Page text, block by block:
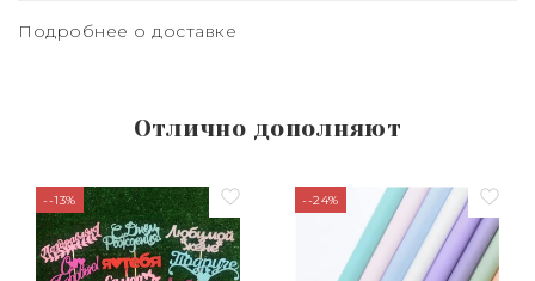
Подробнее о доставке
Отлично дополняют
--13% --24%